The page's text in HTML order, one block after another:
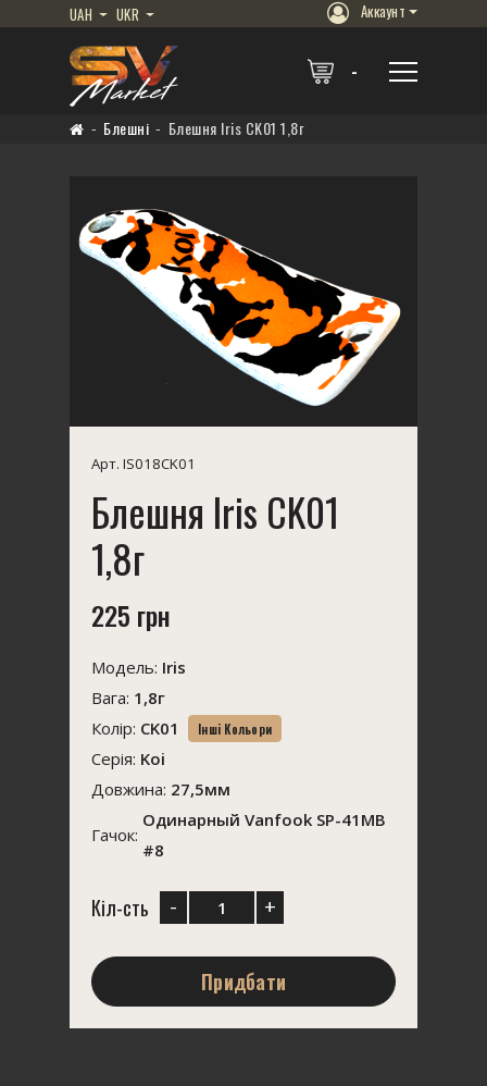
UAH UKR Аккаунт
Блешні Блешня Iris CK01 1,8г
Арт. IS018CK01
Блешня Iris CK01
1,8г
225 грн
Модель: Iris
Вага: 1,8г
Колір: CK01 Інші Кольори
Серія: Koi
Довжина: 27,5мм
Гачок:
Одинарный Vanfook SP-41MB
#8
Кіл-сть - +
Придбати